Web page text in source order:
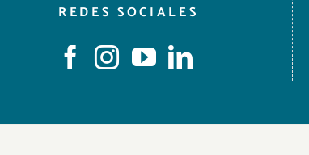
REDES SOCIALES